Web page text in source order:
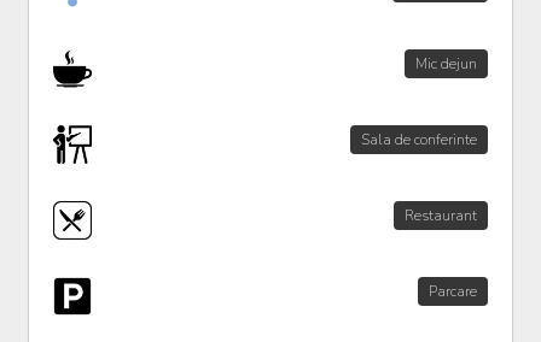
Mic dejun
Sala de conferinte
Restaurant
Parcare